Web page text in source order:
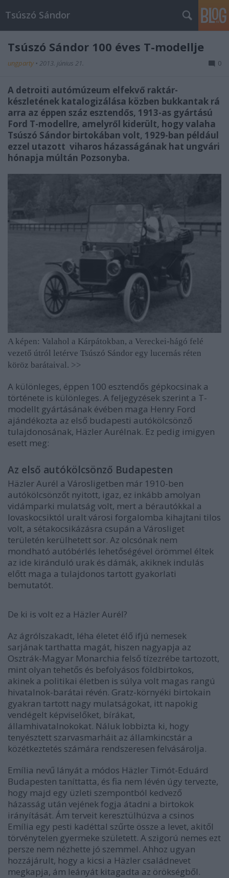
Tsúszó Sándor
Tsúszó Sándor 100 éves T-modellje
ungparty • 2013. június 21. 0
A detroiti autómúzeum elfekvő raktár-
készletének katalogizálása közben bukkantak rá
arra az éppen száz esztendős, 1913-as gyártású
Ford T-modellre, amelyről kiderült, hogy valaha
Tsúszó Sándor birtokában volt, 1929-ban például
ezzel utazott viharos házasságának hat ungvári
hónapja múltán Pozsonyba.
A képen: Valahol a Kárpátokban, a Vereckei-hágó felé
vezető útról letérve Tsúszó Sándor egy lucernás réten
köröz barátaival. >>
A különleges, éppen 100 esztendős gépkocsinak a
története is különleges. A feljegyzések szerint a T-
modellt gyártásának évében maga Henry Ford
ajándékozta az első budapesti autókölcsönző
tulajdonosának, Häzler Aurélnak. Ez pedig imigyen
esett meg:
Az első autókölcsönző Budapesten
Häzler Aurél a Városligetben már 1910-ben
autókölcsönzőt nyitott, igaz, ez inkább amolyan
vidámparki mulatság volt, mert a bérautókkal a
lovaskocsiktól uralt városi forgalomba kihajtani tilos
volt, a sétakocsikázásra csupán a Városliget
területén kerülhetett sor. Az olcsónak nem
mondható autóbérlés lehetőségével örömmel éltek
az ide kiránduló urak és dámák, akiknek indulás
előtt maga a tulajdonos tartott gyakorlati
bemutatót.
De ki is volt ez a Häzler Aurél?
Az ágrólszakadt, léha életet élő ifjú nemesek
sarjának tarthatta magát, hiszen nagyapja az
Osztrák-Magyar Monarchia felső tízezrébe tartozott,
mint olyan tehetős és befolyásos földbirtokos,
akinek a politikai életben is súlya volt magas rangú
hivatalnok-barátai révén. Gratz-környéki birtokain
gyakran tartott nagy mulatságokat, itt napokig
vendégelt képviselőket, bírákat,
államhivatalnokokat. Náluk lobbizta ki, hogy
tenyésztett szarvasmarháit az államkincstár a
közétkeztetés számára rendszeresen felvásárolja.
Emília nevű lányát a módos Häzler Timót-Eduárd
Budapesten taníttatta, és fia nem lévén úgy tervezte,
hogy majd egy üzleti szempontból kedvező
házasság után vejének fogja átadni a birtokok
irányítását. Ám terveit keresztülhúzva a csinos
Emília egy pesti kadéttal szűrte össze a levet, akitől
törvénytelen gyermeke született. A szigorú nemes ezt
persze nem nézhette jó szemmel. Ahhoz ugyan
hozzájárult, hogy a kicsi a Häzler családnevet
megkapja, ám leányát kitagadta az örökségből.